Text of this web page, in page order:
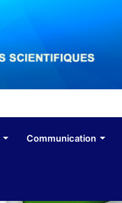
Communication